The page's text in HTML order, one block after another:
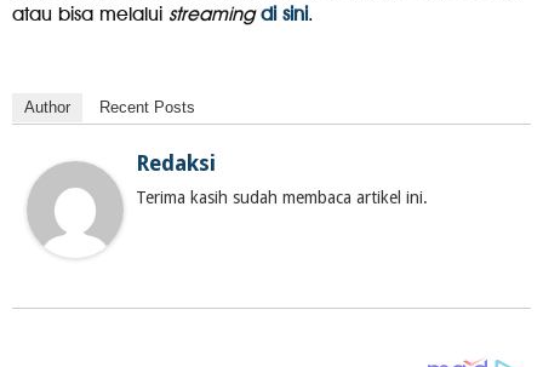
atau bisa melalui streaming di sini.
Author Recent Posts
Redaksi
Terima kasih sudah membaca artikel ini.